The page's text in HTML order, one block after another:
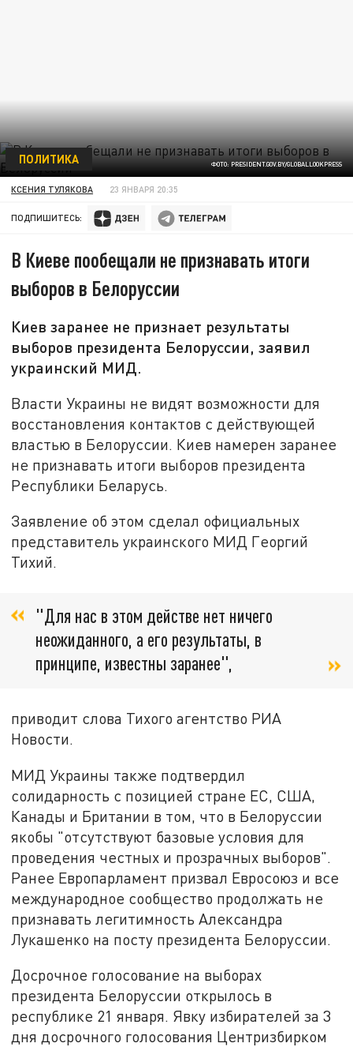
ФОТО: PRESIDENT.GOV.BY/GLOBALLOOKPRESS
ПОЛИТИКА
КСЕНИЯ ТУЛЯКОВА 23 ЯНВАРЯ 20:35
ПОДПИШИТЕСЬ:
В Киеве пообещали не признавать итоги
выборов в Белоруссии
Киев заранее не признает результаты
выборов президента Белоруссии, заявил
украинский МИД.
Власти Украины не видят возможности для
восстановления контактов с действующей
властью в Белоруссии. Киев намерен заранее
не признавать итоги выборов президента
Республики Беларусь.
Заявление об этом сделал официальных
представитель украинского МИД Георгий
Тихий.
"Для нас в этом действе нет ничего
неожиданного, а его результаты, в
принципе, известны заранее",
приводит слова Тихого агентство РИА
Новости.
МИД Украины также подтвердил
солидарность с позицией стране ЕС, США,
Канады и Британии в том, что в Белоруссии
якобы "отсутствуют базовые условия для
проведения честных и прозрачных выборов".
Ранее Европарламент призвал Евросоюз и все
международное сообщество продолжать не
признавать легитимность Александра
Лукашенко на посту президента Белоруссии.
Досрочное голосование на выборах
президента Белоруссии открылось в
республике 21 января. Явку избирателей за 3
дня досрочного голосования Центризбирком